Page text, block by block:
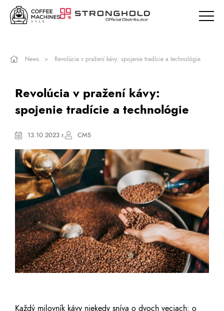
News Revolúcia v pražení kávy: spojenie tradície a technológie
Revolúcia v pražení kávy:
spojenie tradície a technológie
13.10.2023 r. CMS
Každý milovník kávy niekedy sníva o dvoch veciach: o